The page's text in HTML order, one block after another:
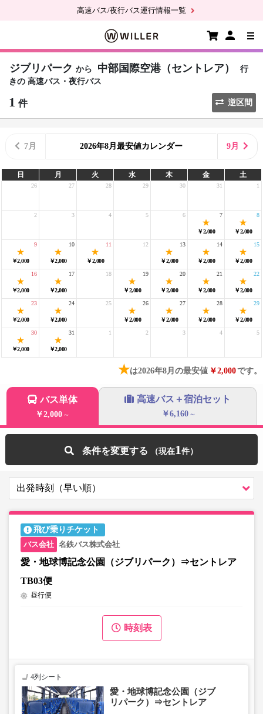
高速バス/夜行バス運行情報一覧
ジブリパーク から 中部国際空港（セントレア）
行
きの 高速バス・夜行バス
1 件 逆区間
7月 2026年8月最安値カレンダー 9月
日 月 火 水 木 金 土
26 27 28 29 30 31 1
2 3 4 5 6
￥2,000
7
￥2,000
8
￥2,000
9
￥2,000
10
￥2,000
11 12
￥2,000
13
￥2,000
14
￥2,000
15
￥2,000
16
￥2,000
17 18
￥2,000
19
￥2,000
20
￥2,000
21
￥2,000
22
￥2,000
23
￥2,000
24 25
￥2,000
26
￥2,000
27
￥2,000
28
￥2,000
29
￥2,000
30
￥2,000
31 1 2 3 4 5
★は2026年8月の最安値 ￥2,000です。
バス単体
￥2,000 ～
高速バス＋宿泊セット
￥6,160 ～
条件を変更する 1
飛び乗りチケット
名鉄バス株式会社
愛・地球博記念公園（ジブリパーク）⇒セントレア
TB03便
昼行便
時刻表
4列シート
愛・地球博記念公園（ジブ
リパーク）⇒セントレア